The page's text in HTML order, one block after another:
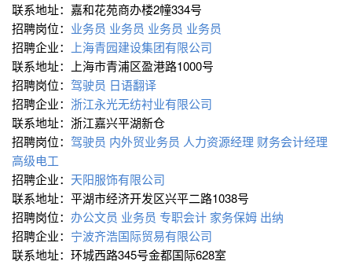
联系地址：嘉和花苑商办楼2幢334号
招聘岗位： 业务员 业务员 业务员 业务员
招聘企业：
上海青园建设集团有限公司
联系地址：上海市青浦区盈港路1000号
招聘岗位： 驾驶员 日语翻译
招聘企业： 浙江永光无纺衬业有限公司
联系地址：浙江嘉兴平湖新仓
招聘岗位： 驾驶员 内外贸业务员 人力资源经理 财务会计经理
高级电工
招聘企业： 天阳服饰有限公司
联系地址：平湖市经济开发区兴平二路1038号
招聘岗位： 办公文员 业务员 专职会计 家务保姆 出纳
招聘企业： 宁波齐浩国际贸易有限公司
联系地址：环城西路345号金都国际628室